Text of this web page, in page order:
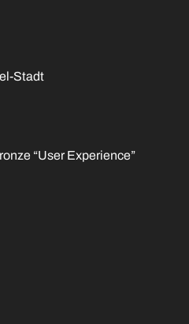
Stadt
“User Experience”